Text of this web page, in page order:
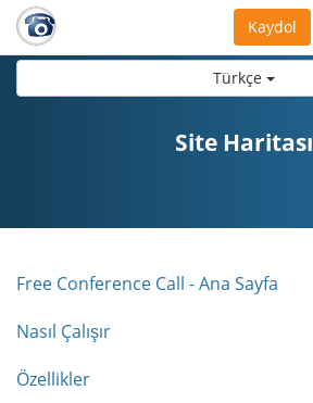
Türkçe
Kaydol
Site Haritası
Free Conference Call - Ana Sayfa
Nasıl Çalışır
Özellikler